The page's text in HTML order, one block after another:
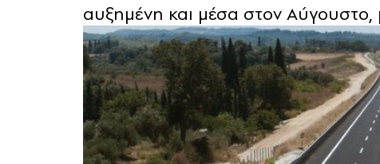
αυξημένη και μέσα στον Αύγουστο,